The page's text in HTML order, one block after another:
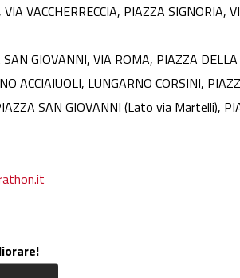
VACCHERRECCIA, PIAZZA SIGNORIA,
GIOVANNI, VIA ROMA, PIAZZA
ACCIAIUOLI, LUNGARNO CORSINI,
SAN GIOVANNI (Lato via Martelli),